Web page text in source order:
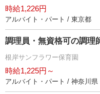
時給1,226円
アルバイト・パート / 東京都
調理員・無資格可の調理
根岸サンフラワー保育園
時給1,225円～
アルバイト・パート / 神奈川県